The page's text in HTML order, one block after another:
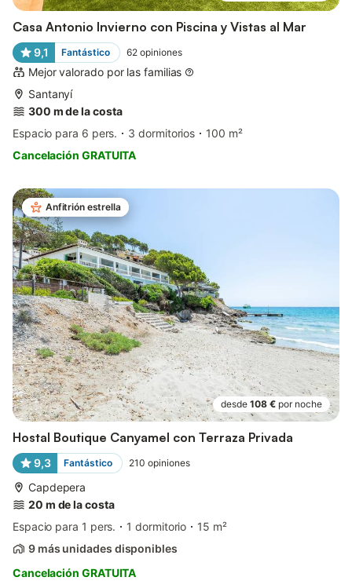
Casa Antonio Invierno con Piscina y Vistas al Mar
9,1 Fantástico 62 opiniones
Mejor valorado por las familias
Santanyí
300 m de la costa
Espacio para 6 pers.
3 dormitorios
100 m²
Cancelación GRATUITA
Anfitrión estrella
desde 108 € por noche
Hostal Boutique Canyamel con Terraza Privada
9,3 Fantástico 210 opiniones
Capdepera
20 m de la costa
Espacio para 1 pers.
1 dormitorio
15 m²
9 más unidades disponibles
Cancelación GRATUITA